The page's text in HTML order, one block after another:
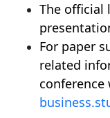
The official
For paper
related